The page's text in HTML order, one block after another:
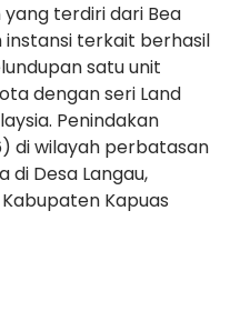
terdiri dari Bea
instansi terkait berhasil
satu unit
dengan seri Land
Penindakan
di wilayah perbatasan
di Desa Langau,
Kapuas